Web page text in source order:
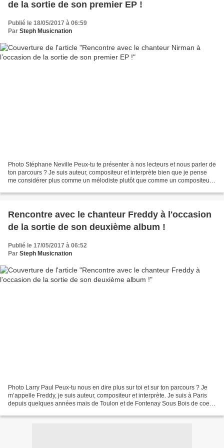
de la sortie de son premier EP !
Publié le 18/05/2017 à 06:59
Par Steph Musicnation
Photo Stéphane Neville Peux-tu te présenter à nos lecteurs et nous parler de
ton parcours ? Je suis auteur, compositeur et interprète bien que je pense
me considérer plus comme un mélodiste plutôt que comme un compositeur.
Rencontre avec le chanteur Freddy à l'occasion
de la sortie de son deuxième album !
Publié le 17/05/2017 à 06:52
Par Steph Musicnation
Photo Larry Paul Peux-tu nous en dire plus sur toi et sur ton parcours ? Je
m’appelle Freddy, je suis auteur, compositeur et interprète. Je suis à Paris
depuis quelques années mais de Toulon et de Fontenay Sous Bois de coeur